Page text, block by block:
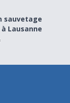
sauvetage
à Lausanne